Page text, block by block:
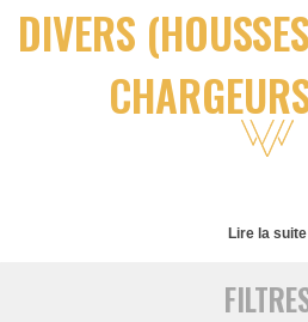
DIVERS
Lire la suite